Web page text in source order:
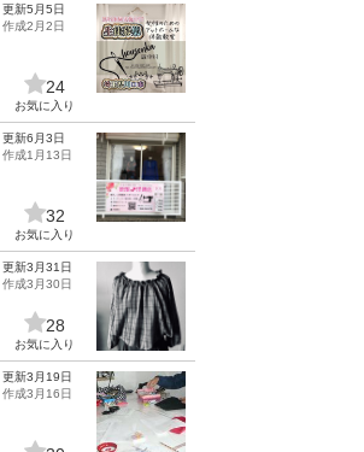
更新5月5日
作成2月2日
24
お気に入り
更新6月3日
作成1月13日
32
お気に入り
更新3月31日
作成3月30日
28
お気に入り
更新3月19日
作成3月16日